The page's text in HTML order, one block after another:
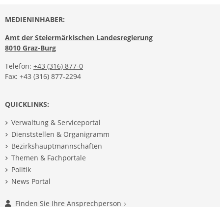
MEDIENINHABER:
Amt der Steiermärkischen Landesregierung
8010 Graz-Burg
Telefon: +43 (316) 877-0
Fax: +43 (316) 877-2294
QUICKLINKS:
Verwaltung & Serviceportal
Dienststellen & Organigramm
Bezirkshauptmannschaften
Themen & Fachportale
Politik
News Portal
Finden Sie Ihre Ansprechperson